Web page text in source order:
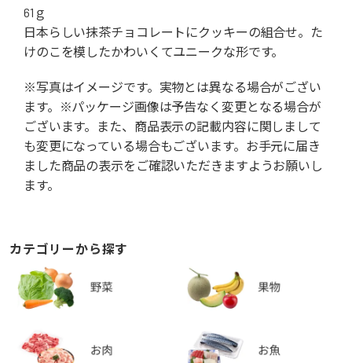
61ｇ
日本らしい抹茶チョコレートにクッキーの組合せ。た
けのこを模したかわいくてユニークな形です。
※写真はイメージです。実物とは異なる場合がござい
ます。※パッケージ画像は予告なく変更となる場合が
ございます。また、商品表示の記載内容に関しまして
も変更になっている場合もございます。お手元に届き
ました商品の表示をご確認いただきますようお願いし
ます。
カテゴリーから探す